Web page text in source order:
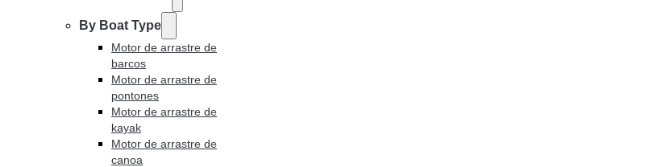
By Boat Type
Motor de arrastre de
barcos
Motor de arrastre de
pontones
Motor de arrastre de
kayak
Motor de arrastre de
canoa